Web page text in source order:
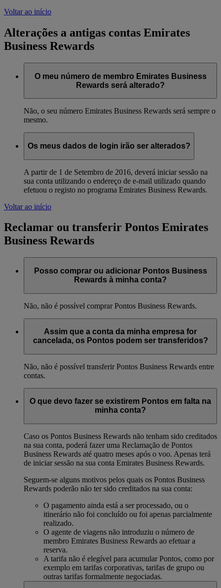
Voltar ao início
Alterações a antigas contas Emirates
Business Rewards
O meu número de membro Emirates Business
Rewards será alterado?
Não, o seu número Emirates Business Rewards será sempre o
mesmo.
Os meus dados de login irão ser alterados?
A partir de 1 de Setembro de 2016, deverá iniciar sessão na
sua conta utilizando o endereço de e-mail utilizado quando
efetuou o registo no programa Emirates Business Rewards.
Voltar ao início
Reclamar ou transferir Pontos Emirates
Business Rewards
Posso comprar ou adicionar Pontos Business
Rewards à minha conta?
Não, não é possível comprar Pontos Business Rewards.
Assim que a conta da minha empresa for
cancelada, os Pontos podem ser transferidos?
Não, não é possível transferir Pontos Business Rewards entre
contas.
O que devo fazer se existirem Pontos em falta na
minha conta?
Caso os Pontos Business Rewards não tenham sido creditados
na sua conta, poderá fazer uma Reclamação de Pontos
Business Rewards até quatro meses após o voo. Apenas terá
de iniciar sessão na sua conta Emirates Business Rewards.
Seguem-se alguns motivos pelos quais os Pontos Business
Rewards poderão não ter sido creditados na sua conta:
O pagamento ainda está a ser processado, ou o
itinerário não foi concluído ou foi apenas parcialmente
realizado.
O agente de viagens não introduziu o número de
membro Emirates Business Rewards ao efetuar a
reserva.
A tarifa não é elegível para acumular Pontos, como por
exemplo em tarifas corporativas, tarifas de grupo ou
outras tarifas formalmente negociadas.